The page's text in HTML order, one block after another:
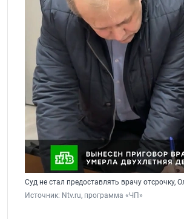
Суд не стал предоставлять врачу отсрочку,
Источник: Ntv.ru, программа «ЧП»